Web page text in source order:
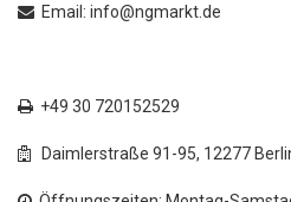
Email: info@ngmarkt.de
+49 30 720152529
Daimlerstraße 91-95, 12277